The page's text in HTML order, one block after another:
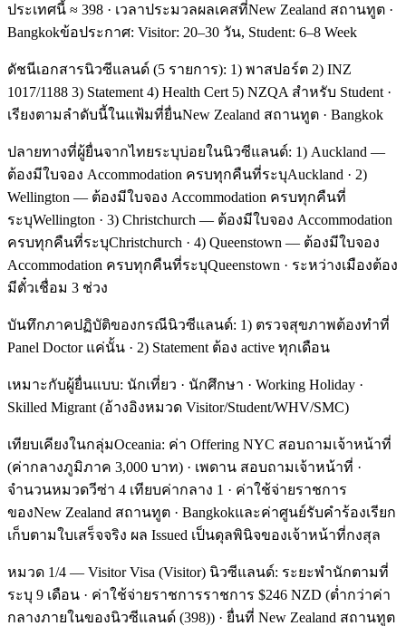
ประเทศนี้ ≈ 398 · เวลาประมวลผลเคสที่New Zealand สถานทูต ·
Bangkokข้อประกาศ: Visitor: 20–30 วัน, Student: 6–8 Week
ดัชนีเอกสารนิวซีแลนด์ (5 รายการ): 1) พาสปอร์ต 2) INZ
1017/1188 3) Statement 4) Health Cert 5) NZQA สำหรับ Student ·
เรียงตามลำดับนี้ในแฟ้มที่ยื่นNew Zealand สถานทูต · Bangkok
ปลายทางที่ผู้ยื่นจากไทยระบุบ่อยในนิวซีแลนด์: 1) Auckland —
ต้องมีใบจอง Accommodation ครบทุกคืนที่ระบุAuckland · 2)
Wellington — ต้องมีใบจอง Accommodation ครบทุกคืนที่
ระบุWellington · 3) Christchurch — ต้องมีใบจอง Accommodation
ครบทุกคืนที่ระบุChristchurch · 4) Queenstown — ต้องมีใบจอง
Accommodation ครบทุกคืนที่ระบุQueenstown · ระหว่างเมืองต้อง
มีตั๋วเชื่อม 3 ช่วง
บันทึกภาคปฏิบัติของกรณีนิวซีแลนด์: 1) ตรวจสุขภาพต้องทำที่
Panel Doctor แค่นั้น · 2) Statement ต้อง active ทุกเดือน
เหมาะกับผู้ยื่นแบบ: นักเที่ยว · นักศึกษา · Working Holiday ·
Skilled Migrant (อ้างอิงหมวด Visitor/Student/WHV/SMC)
เทียบเคียงในกลุ่มOceania: ค่า Offering NYC สอบถามเจ้าหน้าที่
(ค่ากลางภูมิภาค 3,000 บาท) · เพดาน สอบถามเจ้าหน้าที่ ·
จำนวนหมวดวีซ่า 4 เทียบค่ากลาง 1 · ค่าใช้จ่ายราชการ
ของNew Zealand สถานทูต · Bangkokและค่าศูนย์รับคำร้องเรียก
เก็บตามใบเสร็จจริง ผล Issued เป็นดุลพินิจของเจ้าหน้าที่กงสุล
หมวด 1/4 — Visitor Visa (Visitor) นิวซีแลนด์: ระยะพำนักตามที่
ระบุ 9 เดือน · ค่าใช้จ่ายราชการราชการ $246 NZD (ต่ำกว่าค่า
กลางภายในของนิวซีแลนด์ (398)) · ยื่นที่ New Zealand สถานทูต